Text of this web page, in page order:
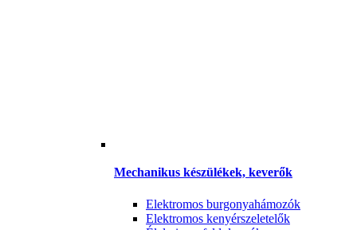
Mechanikus készülékek, keverők
Elektromos burgonyahámozók
Elektromos kenyérszeletelők